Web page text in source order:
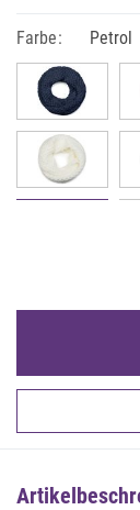
Farbe: Petrol